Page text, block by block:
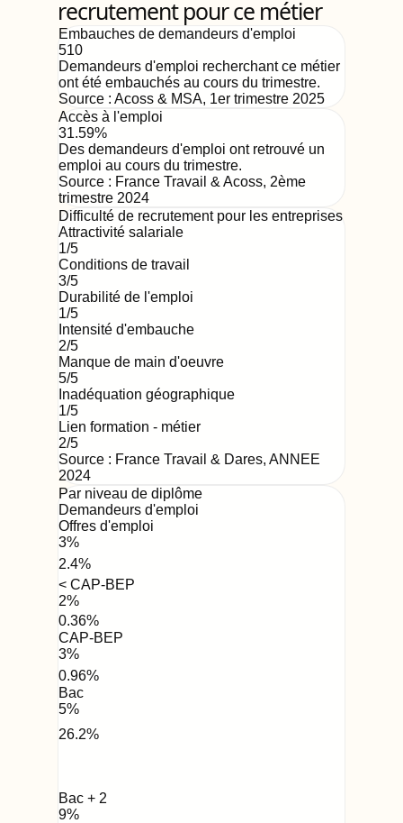
recrutement pour ce métier
Embauches de demandeurs d'emploi
510
Demandeurs d'emploi recherchant ce métier
ont été embauchés au cours du trimestre.
Source : Acoss & MSA, 1er trimestre 2025
Accès à l'emploi
31.59%
Des demandeurs d'emploi ont retrouvé un
emploi au cours du trimestre.
Source : France Travail & Acoss, 2ème
trimestre 2024
Difficulté de recrutement pour les entreprises
Attractivité salariale
1/5
Conditions de travail
3/5
Durabilité de l'emploi
1/5
Intensité d'embauche
2/5
Manque de main d'oeuvre
5/5
Inadéquation géographique
1/5
Lien formation - métier
2/5
Source : France Travail & Dares, ANNEE
2024
Par niveau de diplôme
Demandeurs d'emploi
Offres d'emploi
3%
2.4%
< CAP-BEP
2%
0.36%
CAP-BEP
3%
0.96%
Bac
5%
26.2%
Bac + 2
9%